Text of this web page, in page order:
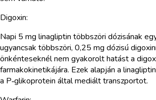
Digoxin:
Napi 5 mg linagliptin többszöri dózisának
ugyancsak többszöri, 0,25 mg dózisú
önkénteseknél nem gyakorolt hatást a
farmakokinetikájára. Ezek alapján a
a P‑glikoprotein által mediált transzportot.